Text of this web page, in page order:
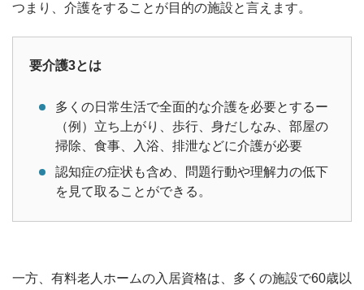
つまり、介護をすることが目的の施設と言えます。
要介護3とは
多くの日常生活で全面的な介護を必要とするー
（例）立ち上がり、歩行、身だしなみ、部屋の
掃除、食事、入浴、排泄などに介護が必要
認知症の症状も含め、問題行動や理解力の低下
を見て取ることができる。
一方、有料老人ホームの入居資格は、多くの施設で60歳以